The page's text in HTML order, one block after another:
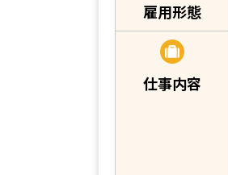
雇用形態
仕事内容